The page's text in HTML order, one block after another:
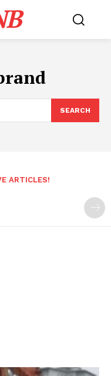
SEARCH
ARTICLES!